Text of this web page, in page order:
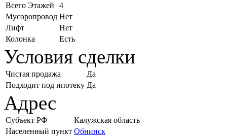
Всего Этажей
4
Мусоропровод Нет
Лифт
Нет
Колонка
Есть
Условия сделки
Чистая продажа
Да
Подходит под ипотеку Да
Адрес
Субъект РФ
Калужская область
Населенный пункт Обнинск